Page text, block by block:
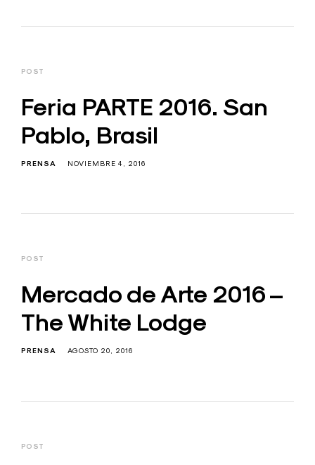
POST
Feria PARTE 2016. San
Pablo, Brasil
PRENSA NOVIEMBRE 4, 2016
POST
Mercado de Arte 2016 –
The White Lodge
PRENSA AGOSTO 20, 2016
POST